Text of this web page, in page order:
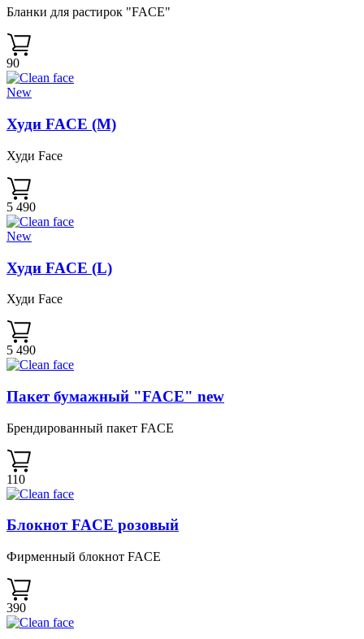
Бланки для растирок "FACE"
90
New
Худи FACE (M)
Худи Face
5 490
New
Худи FACE (L)
Худи Face
5 490
Пакет бумажный "FACE" new
Брендированный пакет FACE
110
Блокнот FACE розовый
Фирменный блокнот FACE
390